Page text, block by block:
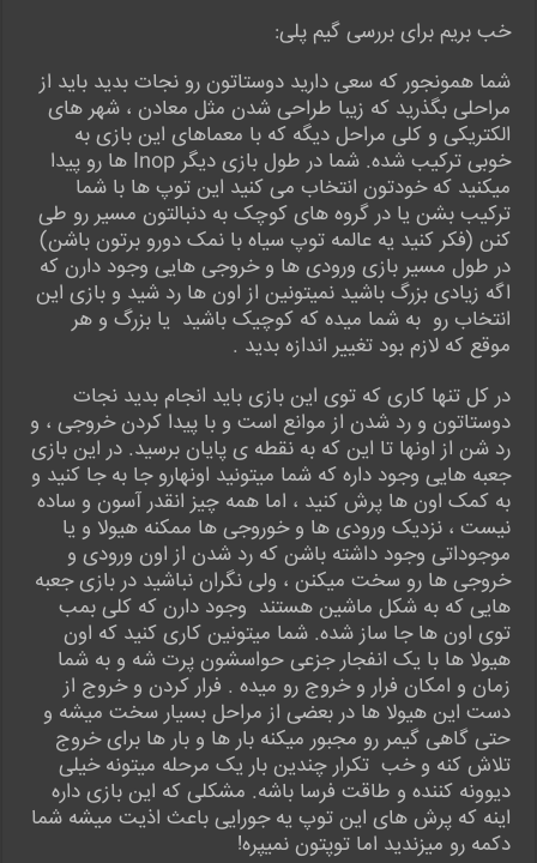
خب بریم برای بررسی گیم پلی:
شما همونجور که سعی دارید دوستاتون رو نجات بدید باید از
مراحلی بگذرید که زیبا طراحی شدن مثل معادن ، شهر های
الکتریکی و کلی مراحل دیگه که با معماهای این بازی به
خوبی ترکیب شده. شما در طول بازی دیگر Inop ها رو پیدا
میکنید که خودتون انتخاب می کنید این توپ ها با شما
ترکیب بشن یا در گروه های کوچک به دنبالتون مسیر رو طی
کنن (فکر کنید یه عالمه توپ سیاه با نمک دورو برتون باشن)
در طول مسیر بازی ورودی ها و خروجی هایی وجود دارن که
اگه زیادی بزرگ باشید نمیتونین از اون ها رد شید و بازی این
انتخاب رو به شما میده که کوچیک باشید یا بزرگ و هر
موقع که لازم بود تغییر اندازه بدید .
در کل تنها کاری که توی این بازی باید انجام بدید نجات
دوستاتون و رد شدن از موانع است و با پیدا کردن خروجی ، و
رد شن از اونها تا این که به نقطه ی پایان برسید. در این بازی
جعبه هایی وجود داره که شما میتونید اونهارو جا به جا کنید و
به کمک اون ها پرش کنید ، اما همه چیز انقدر آسون و ساده
نیست ، نزدیک ورودی ها و خوروجی ها ممکنه هیولا و یا
موجوداتی وجود داشته باشن که رد شدن از اون ورودی و
خروجی ها رو سخت میکنن ، ولی نگران نباشید در بازی جعبه
هایی که به شکل ماشین هستند وجود دارن که کلی بمب
توی اون ها جا ساز شده. شما میتونین کاری کنید که اون
هیولا ها با یک انفجار جزعی حواسشون پرت شه و به شما
زمان و امکان فرار و خروج رو میده . فرار کردن و خروج از
دست این هیولا ها در بعضی از مراحل بسیار سخت میشه و
حتی گاهی گیمر رو مجبور میکنه بار ها و بار ها برای خروج
تلاش کنه و خب تکرار چندین بار یک مرحله میتونه خیلی
دیوونه کننده و طاقت فرسا باشه. مشکلی که این بازی داره
اینه که پرش های این توپ یه جورایی باعث اذیت میشه شما
دکمه رو میزندید اما توپتون نمیپره!